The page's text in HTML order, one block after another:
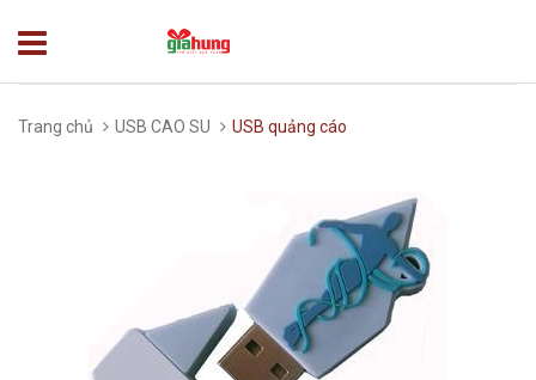
Trang chủ USB CAO SU USB quảng cáo